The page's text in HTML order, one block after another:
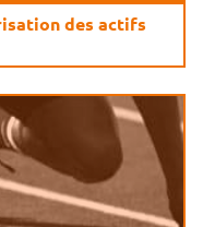
des actifs